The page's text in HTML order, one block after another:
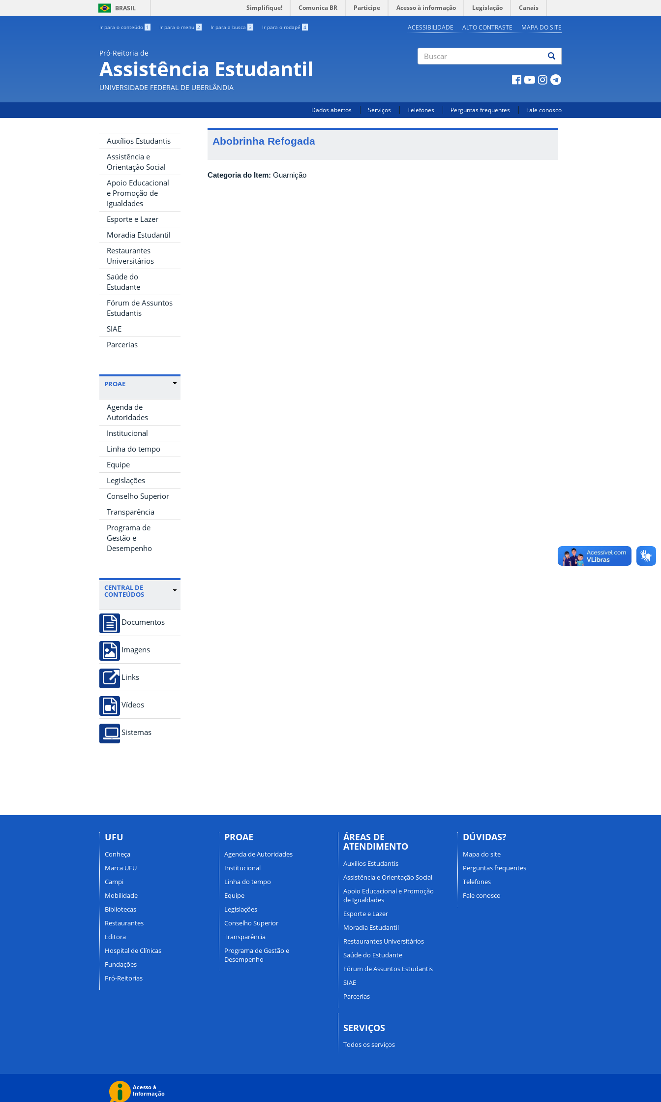
BRASIL Simplifique! Comunica BR Participe Acesso à informação Legislação Canais
Ir para o conteúdo 1 Ir para o menu 2 Ir para a busca 3 Ir para o rodapé 4 ACESSIBILIDADE ALTO CONTRASTE MAPA DO SITE
Pró-Reitoria de
Assistência Estudantil
UNIVERSIDADE FEDERAL DE UBERLÂNDIA
Dados abertos Serviços Telefones Perguntas frequentes Fale conosco
Auxílios Estudantis
Assistência e
Orientação Social
Apoio Educacional
e Promoção de
Igualdades
Esporte e Lazer
Moradia Estudantil
Restaurantes
Universitários
Saúde do
Estudante
Fórum de Assuntos
Estudantis
SIAE
Parcerias
PROAE
Agenda de
Autoridades
Institucional
Linha do tempo
Equipe
Legislações
Conselho Superior
Transparência
Programa de
Gestão e
Desempenho
CENTRAL DE
CONTEÚDOS
Documentos
Imagens
Links
Vídeos
Sistemas
Abobrinha Refogada
Categoria do Item: Guarnição
UFU
Conheça
Marca UFU
Campi
Mobilidade
Bibliotecas
Restaurantes
Editora
Hospital de Clínicas
Fundações
Pró-Reitorias
PROAE
Agenda de Autoridades
Institucional
Linha do tempo
Equipe
Legislações
Conselho Superior
Transparência
Programa de Gestão e
Desempenho
ÁREAS DE
ATENDIMENTO
Auxílios Estudantis
Assistência e Orientação Social
Apoio Educacional e Promoção
de Igualdades
Esporte e Lazer
Moradia Estudantil
Restaurantes Universitários
Saúde do Estudante
Fórum de Assuntos Estudantis
SIAE
Parcerias
SERVIÇOS
Todos os serviços
DÚVIDAS?
Mapa do site
Perguntas frequentes
Telefones
Fale conosco